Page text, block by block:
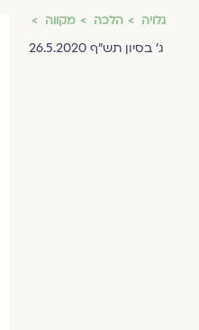
גלויה הלכה מקווה
ג' בסיון תש"ף 26.5.2020